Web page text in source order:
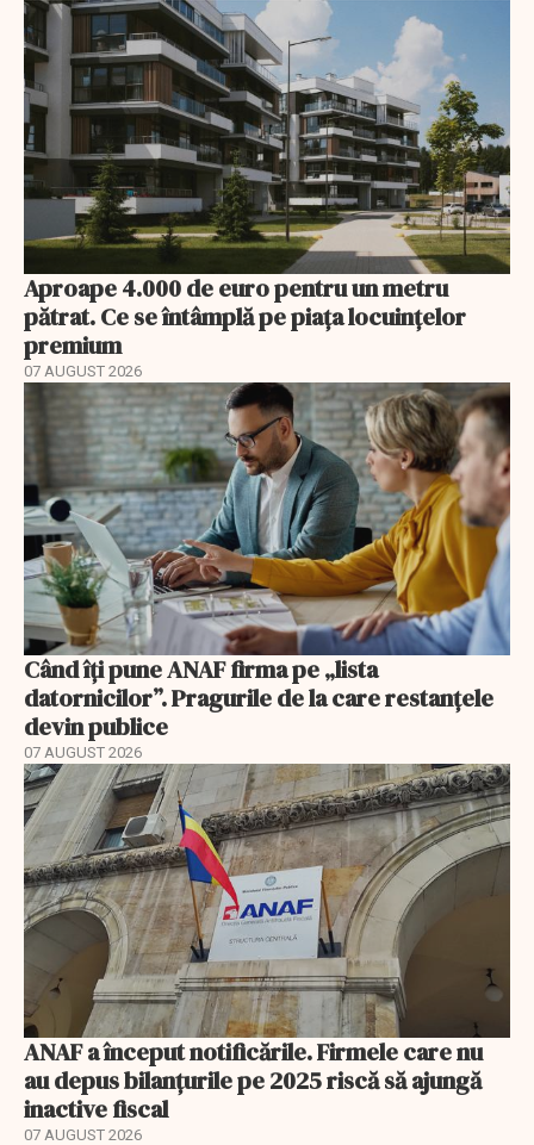
Aproape 4.000 de euro pentru un metru
pătrat. Ce se întâmplă pe piața locuințelor
premium
07 AUGUST 2026
Când îți pune ANAF firma pe „lista
datornicilor”. Pragurile de la care restanțele
devin publice
07 AUGUST 2026
ANAF a început notificările. Firmele care nu
au depus bilanțurile pe 2025 riscă să ajungă
inactive fiscal
07 AUGUST 2026